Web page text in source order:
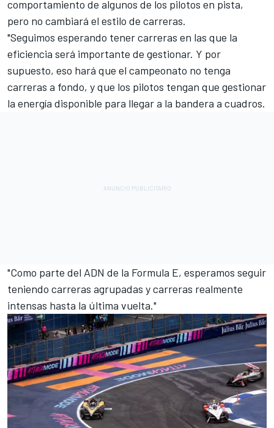
comportamiento de algunos de los pilotos en pista,
pero no cambiará el estilo de carreras.
"Seguimos esperando tener carreras en las que la
eficiencia será importante de gestionar. Y por
supuesto, eso hará que el campeonato no tenga
carreras a fondo, y que los pilotos tengan que gestionar
la energía disponible para llegar a la bandera a cuadros.
"Como parte del ADN de la Formula E, esperamos seguir
teniendo carreras agrupadas y carreras realmente
intensas hasta la última vuelta."